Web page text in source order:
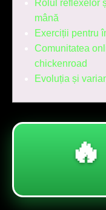
Rolul reflexelor
mână
Exerciții pentru
Comunitatea
chickenroad
Evoluția și